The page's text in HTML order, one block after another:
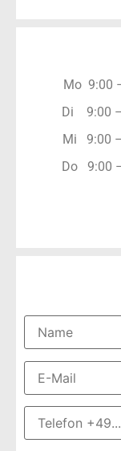
Mo 9:00
Di 9:00 –
Mi 9:00 –
Do 9:00